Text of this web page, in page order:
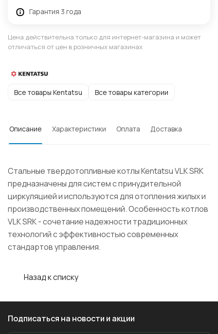
Гарантия 3 года
Цена действительна только для интернет-магазина и может
отличаться от цен в розничных магазинах
Все товары Kentatsu Все товары категории
Описание Характеристики Оплата Доставка
Стальные твердотопливные котлы Kentatsu VLK SRK
предназначены для систем с принудительной
циркуляцией и используются для отопления жилых и
производственных помещений. Особенность котлов
VLK SRK - сочетание надежности традиционных
технологий с эффективностью современных
стандартов управления.
Назад к списку
Подписаться на новости и акции